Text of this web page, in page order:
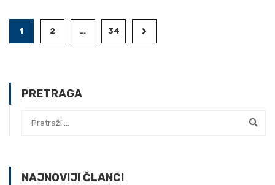
1 2 … 34
PRETRAGA
NAJNOVIJI ČLANCI